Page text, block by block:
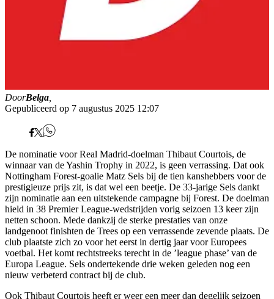
DoorBelga
Gepubliceerd op 7 augustus 2025 12:07
De nominatie voor Real Madrid-doelman Thibaut Courtois, de
winnaar van de Yashin Trophy in 2022, is geen verrassing. Dat ook
Nottingham Forest-goalie Matz Sels bij de tien kanshebbers voor de
prestigieuze prijs zit, is dat wel een beetje. De 33-jarige Sels dankt
zijn nominatie aan een uitstekende campagne bij Forest. De doelman
hield in 38 Premier League-wedstrijden vorig seizoen 13 keer zijn
netten schoon. Mede dankzij de sterke prestaties van onze
landgenoot finishten de Trees op een verrassende zevende plaats. De
club plaatste zich zo voor het eerst in dertig jaar voor Europees
voetbal. Het komt rechtstreeks terecht in de ’league phase’ van de
Europa League. Sels ondertekende drie weken geleden nog een
nieuw verbeterd contract bij de club.
Ook Thibaut Courtois heeft er weer een meer dan degelijk seizoen